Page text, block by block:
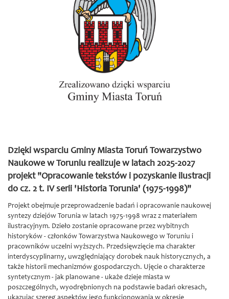
Dzięki wsparciu Gminy Miasta Toruń Towarzystwo
Naukowe w Toruniu realizuje w latach 2025-2027
projekt "Opracowanie tekstów i pozyskanie ilustracji
do cz. 2 t. IV serii 'Historia Torunia' (1975-1998)"
Projekt obejmuje przeprowadzenie badań i opracowanie naukowej
syntezy dziejów Torunia w latach 1975-1998 wraz z materiałem
ilustracyjnym. Dzieło zostanie opracowane przez wybitnych
historyków - członków Towarzystwa Naukowego w Toruniu i
pracowników uczelni wyższych. Przedsięwzięcie ma charakter
interdyscyplinarny, uwzględniający dorobek nauk historycznych, a
także historii mechanizmów gospodarczych. Ujęcie o charakterze
syntetycznym - jak planowane - ukaże dzieje miasta w
poszczególnych, wyodrębnionych na podstawie badań okresach,